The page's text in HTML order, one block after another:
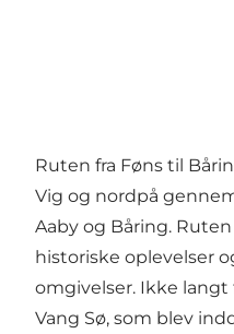
Ruten fra Føns til
Vig og nordpå
Aaby og Båring.
historiske oplevelser
omgivelser. Ikke langt
Vang Sø, som blev